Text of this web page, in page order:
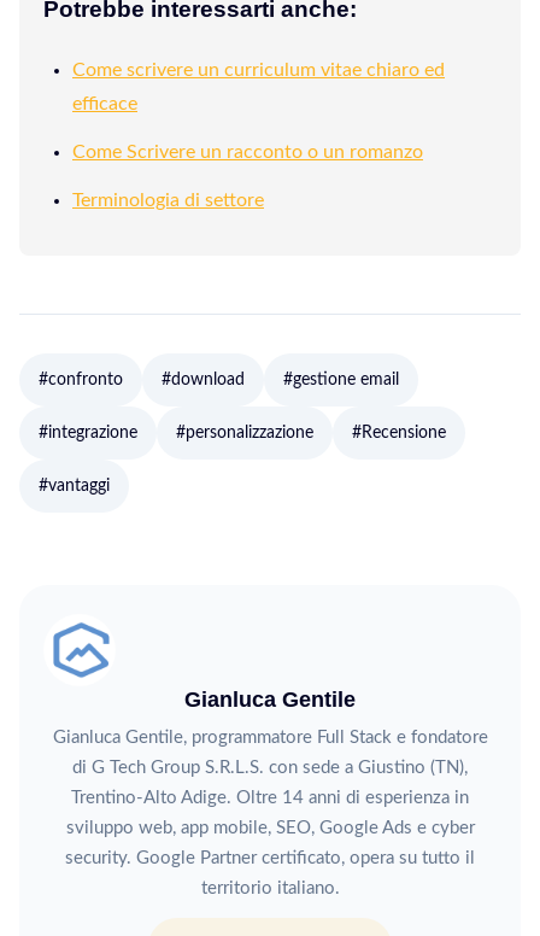
Potrebbe interessarti anche:
Come scrivere un curriculum vitae chiaro ed
efficace
Come Scrivere un racconto o un romanzo
Terminologia di settore
#confronto #download #gestione email
#integrazione #personalizzazione #Recensione
#vantaggi
Gianluca Gentile
Gianluca Gentile, programmatore Full Stack e fondatore
di G Tech Group S.R.L.S. con sede a Giustino (TN),
Trentino-Alto Adige. Oltre 14 anni di esperienza in
sviluppo web, app mobile, SEO, Google Ads e cyber
security. Google Partner certificato, opera su tutto il
territorio italiano.